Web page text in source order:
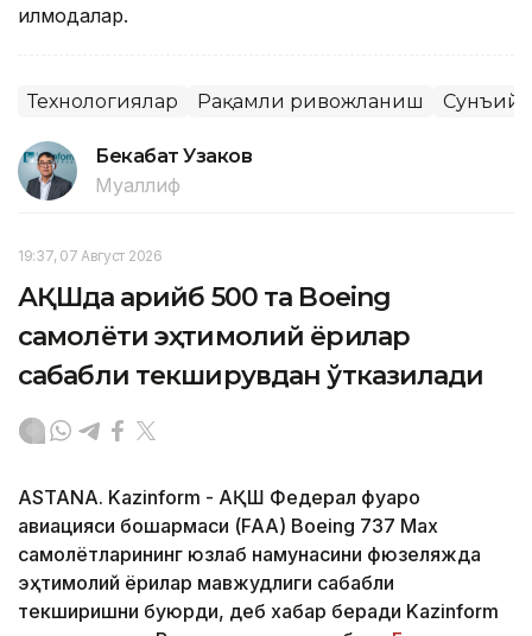
қилмоқдалар.
Технологиялар Рақамли ривожланиш Сунъий
Бекабат Узаков
Муаллиф
19:37, 07 Август 2026
АҚШда қарийб 500 та Boeing
самолёти эҳтимолий ёриқлар
сабабли текширувдан ўтказилади
ASTANA. Kazinform - АҚШ Федерал фуқаро
авиацияси бошқармаси (FAA) Boeing 737 Max
самолётларининг юзлаб намунасини фюзеляжда
эҳтимолий ёриқлар мавжудлиги сабабли
текширишни буюрди, деб хабар беради Kazinform